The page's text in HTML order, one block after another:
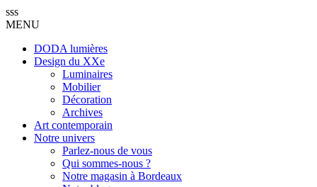
sss
MENU
DODA lumières
Design du XXe
Luminaires
Mobilier
Décoration
Archives
Art contemporain
Notre univers
Parlez-nous de vous
Qui sommes-nous ?
Notre magasin à Bordeaux